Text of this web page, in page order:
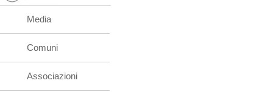
Media
Comuni
Associazioni